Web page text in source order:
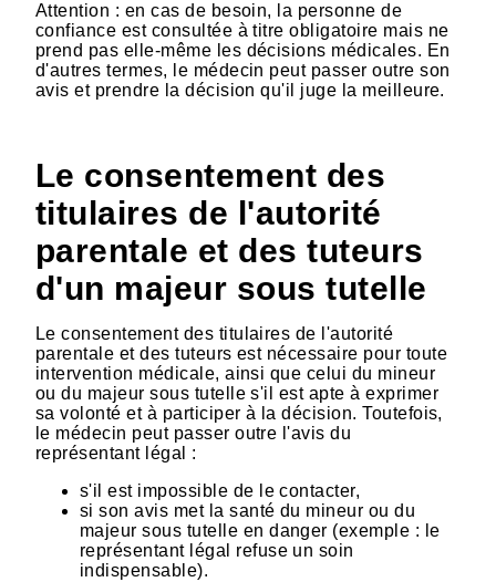
Attention : en cas de besoin, la personne de
confiance est consultée à titre obligatoire mais ne
prend pas elle-même les décisions médicales. En
d'autres termes, le médecin peut passer outre son
avis et prendre la décision qu'il juge la meilleure.
Le consentement des
titulaires de l'autorité
parentale et des tuteurs
d'un majeur sous tutelle
Le consentement des titulaires de l'autorité
parentale et des tuteurs est nécessaire pour toute
intervention médicale, ainsi que celui du mineur
ou du majeur sous tutelle s'il est apte à exprimer
sa volonté et à participer à la décision. Toutefois,
le médecin peut passer outre l'avis du
représentant légal :
s'il est impossible de le contacter,
si son avis met la santé du mineur ou du
majeur sous tutelle en danger (exemple : le
représentant légal refuse un soin
indispensable).